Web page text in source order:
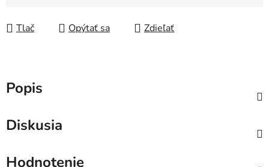
Tlač Opýtať sa Zdieľať
Popis
Diskusia
Hodnotenie